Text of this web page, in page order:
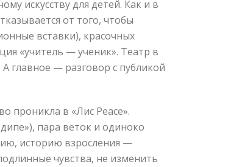
искусству для детей. Как и в
от того, чтобы
вставки), красочных
«учитель — ученик». Театр в
главное — разговор с публикой
проникла в «Лис Peace».
пара веток и одиноко
историю взросления —
чувства, не изменить